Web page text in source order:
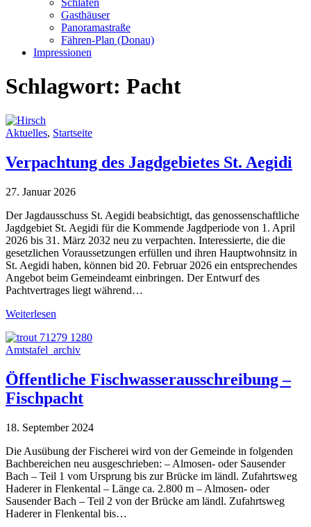
Schlafen
Gasthäuser
Panoramastraße
Fähren-Plan (Donau)
Impressionen
Schlagwort: Pacht
Aktuelles, Startseite
Verpachtung des Jagdgebietes St. Aegidi
27. Januar 2026
Der Jagdausschuss St. Aegidi beabsichtigt, das genossenschaftliche
Jagdgebiet St. Aegidi für die Kommende Jagdperiode von 1. April
2026 bis 31. März 2032 neu zu verpachten. Interessierte, die die
gesetzlichen Voraussetzungen erfüllen und ihren Hauptwohnsitz in
St. Aegidi haben, können bid 20. Februar 2026 ein entsprechendes
Angebot beim Gemeindeamt einbringen. Der Entwurf des
Pachtvertrages liegt während…
Weiterlesen
Amtstafel_archiv
Öffentliche Fischwasserausschreibung –
Fischpacht
18. September 2024
Die Ausübung der Fischerei wird von der Gemeinde in folgenden
Bachbereichen neu ausgeschrieben: – Almosen- oder Sausender
Bach – Teil 1 vom Ursprung bis zur Brücke im ländl. Zufahrtsweg
Haderer in Flenkental – Länge ca. 2.800 m – Almosen- oder
Sausender Bach – Teil 2 von der Brücke am ländl. Zufahrtsweg
Haderer in Flenkental bis…